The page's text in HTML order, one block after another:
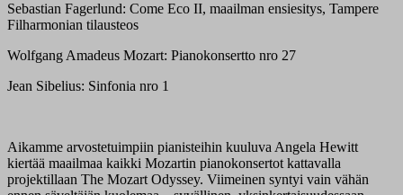
Sebastian Fagerlund: Come Eco II, maailman ensiesitys, Tampere
Filharmonian tilausteos
Wolfgang Amadeus Mozart: Pianokonsertto nro 27
Jean Sibelius: Sinfonia nro 1
Aikamme arvostetuimpiin pianisteihin kuuluva Angela Hewitt
kiertää maailmaa kaikki Mozartin pianokonsertot kattavalla
projektillaan The Mozart Odyssey. Viimeinen syntyi vain vähän